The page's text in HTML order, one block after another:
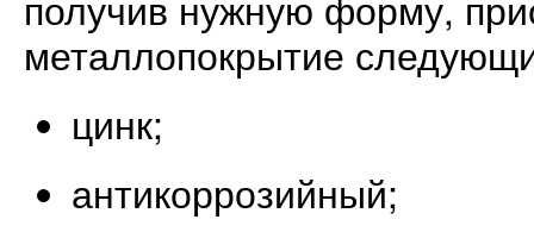
металлопокрытие
цинк;
антикоррозийный;